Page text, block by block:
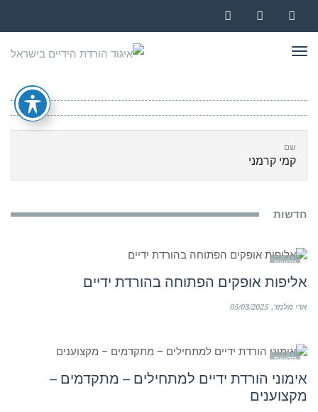
Facebook
YouTube
Instagram
תפריט
שם
קמי קרמני
חדשות
חדשות
אליפות אופקים הפתוחה בהורדת ידיים
אדי מלמד 05/03/2025
חדשות
אימוני הורדת ידיים למתחילים – מתקדמים –
מקצוענים